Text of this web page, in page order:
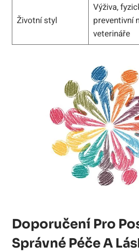
Životní styl
Výživa,
preventivní
veterináře
Doporučení Pro
Správné Péče A